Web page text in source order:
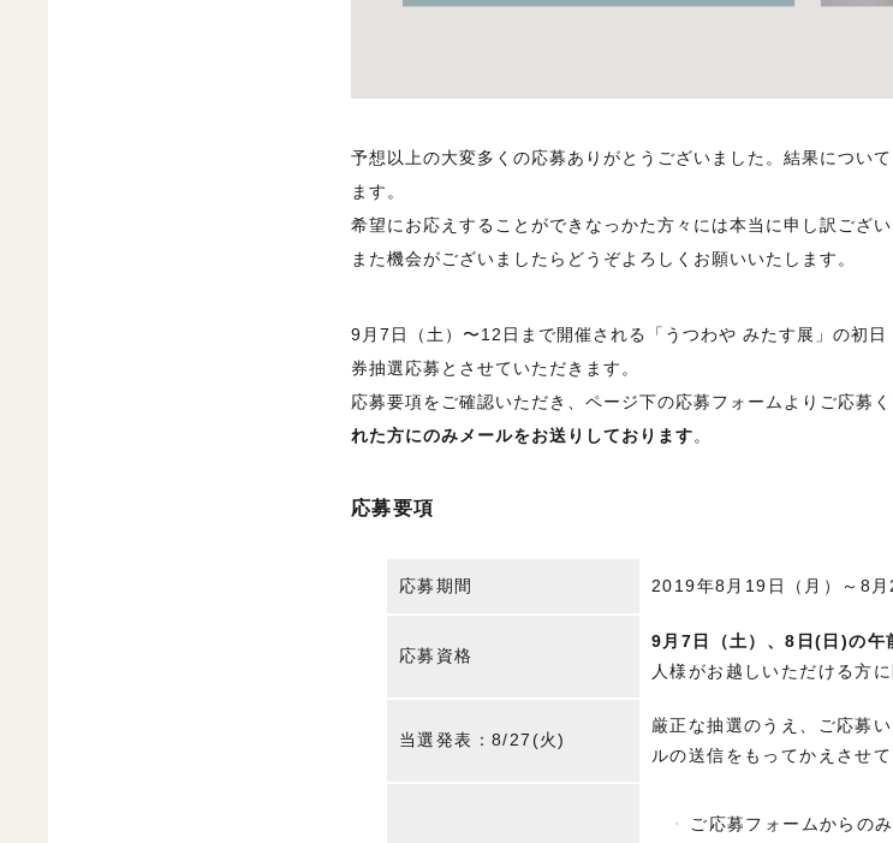
予想以上の大変多くの応募ありがとうございました。結果につい
ます。
希望にお応えすることができなっかた方々には本当に申し訳ござい
また機会がございましたらどうぞよろしくお願いいたします。
9月7日（土）〜12日まで開催される「うつわや みたす展」の初
券抽選応募とさせていただきます。
応募要項をご確認いただき、ページ下の応募フォームよりご応募く
れた方にのみメールをお送りしております。
応募要項
応募期間 2019年8月19日（月）～8
応募資格
9月7日（土）、8日(日)の午
人様がお越しいただける方に
当選発表：8/27(火)
厳正な抽選のうえ、ご応募
ルの送信をもってかえさせて
ご応募フォームからの